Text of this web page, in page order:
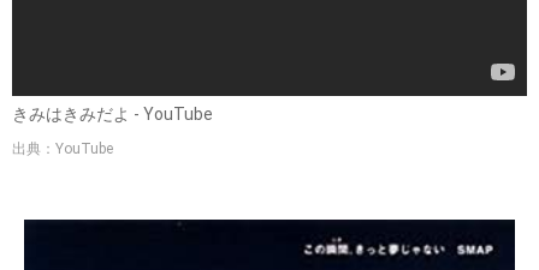
きみはきみだよ - YouTube
出典：YouTube